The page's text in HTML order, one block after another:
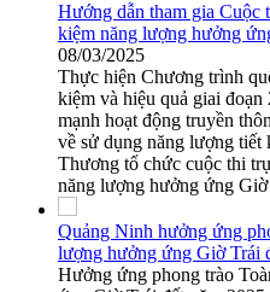
Hướng dẫn tham gia
kiệm năng lượng hưởng
08/03/2025
Thực hiện Chương trình
kiệm và hiệu quả giai
mạnh hoạt động truyền
về sử dụng năng lượng
Thương tổ chức cuộc thi
năng lượng hưởng ứng Giờ
Quảng Ninh hưởng ứng
lượng hưởng ứng Giờ Trái
Hưởng ứng phong trào